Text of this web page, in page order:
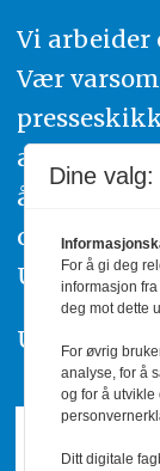
Vi arbeider
Vær
av
å ta
også klage
Utvalg,
Utgiver: PBL
Dine valg:
For å gi deg
informasjon
deg mot dette
For øvrig
analyse, for å
og for å
Ditt digitale